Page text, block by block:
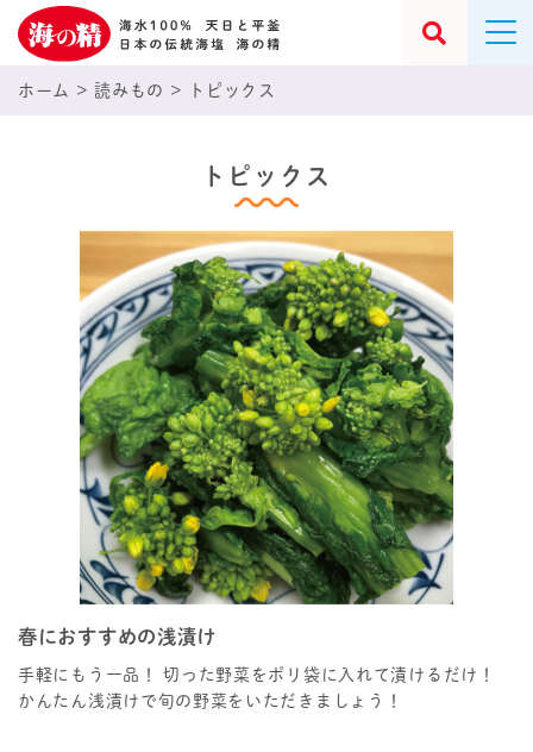
ホーム >読みもの > トピックス
トピックス
春におすすめの浅漬け
手軽にもう一品！ 切った野菜をポリ袋に入れて漬けるだけ！
かんたん浅漬けで旬の野菜をいただきましょう！